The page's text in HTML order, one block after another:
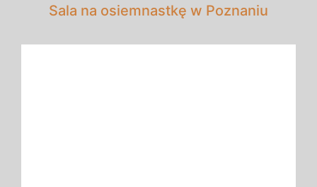
Sala na osiemnastkę w Poznaniu